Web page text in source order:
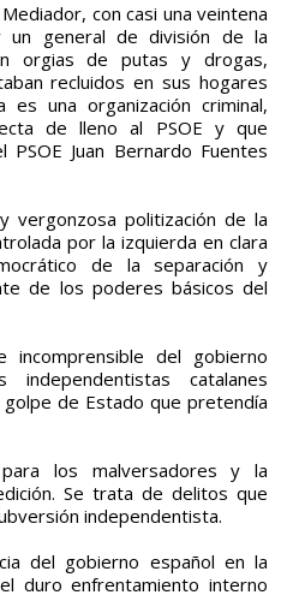
con casi una veintena
un general de división de la
orgias de putas y drogas,
recluidos en sus hogares
una organización criminal,
de lleno al PSOE y que
Juan Bernardo Fuentes
vergonzosa politización de la
por la izquierda en clara
de la separación y
de los poderes básicos del
del gobierno
independentistas catalanes
de Estado que pretendía
los malversadores y la
Se trata de delitos que
independentista.
del gobierno español en la
duro enfrentamiento interno